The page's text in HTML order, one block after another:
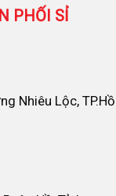
PHỐI SỈ
Nhiêu Lộc, TP.Hồ